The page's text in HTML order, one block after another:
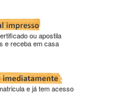
ou apostila
e receba em casa
e já tem acesso